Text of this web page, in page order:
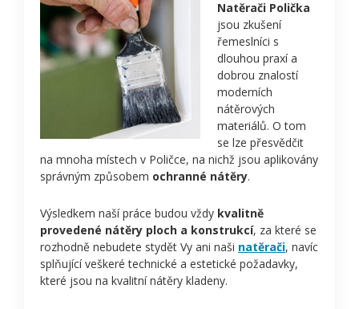
Natěrači Polička
jsou zkušení
řemeslníci s
dlouhou praxí a
dobrou znalostí
moderních
nátěrových
materiálů. O tom
se lze přesvědčit
na mnoha místech v Poličce, na nichž jsou aplikovány
správným způsobem ochranné nátěry.
Výsledkem naší práce budou vždy kvalitně
provedené nátěry ploch a konstrukcí, za které se
rozhodně nebudete stydět Vy ani naši natěrači, navíc
splňující veškeré technické a estetické požadavky,
které jsou na kvalitní nátěry kladeny.